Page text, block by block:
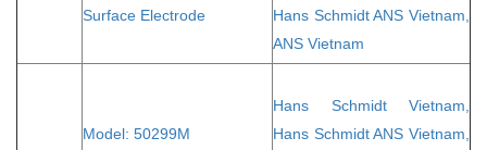
Surface Electrode
Hans Schmidt ANS Vietnam,
ANS Vietnam
Model: 50299M
Hans Schmidt Vietnam,
Hans Schmidt ANS Vietnam,